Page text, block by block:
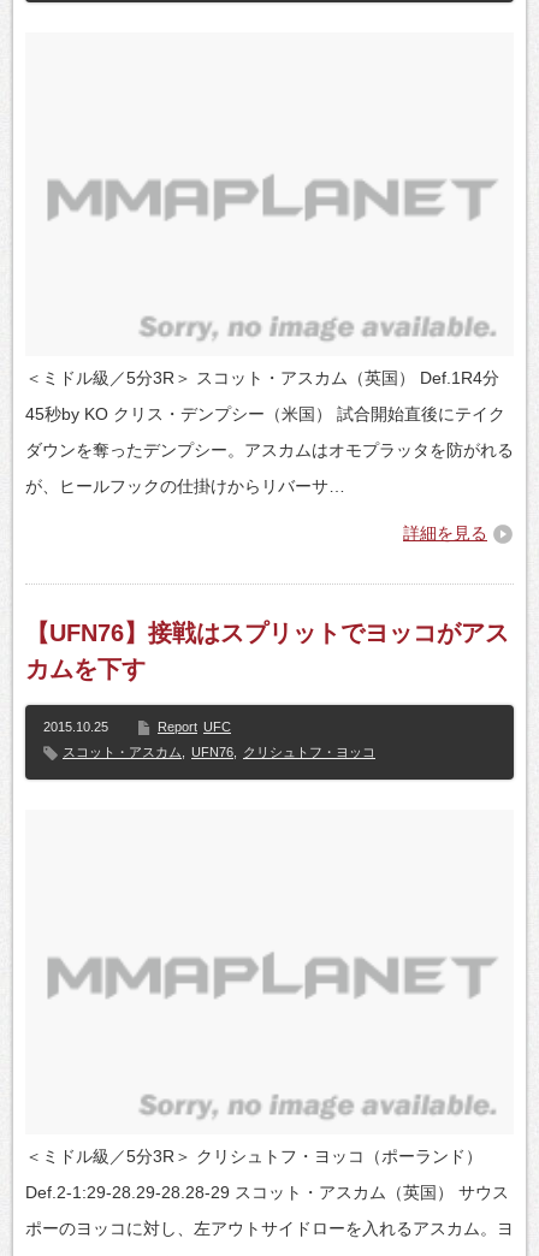
＜ミドル級／5分3R＞ スコット・アスカム（英国） Def.1R4分
45秒by KO クリス・デンプシー（米国） 試合開始直後にテイク
ダウンを奪ったデンプシー。アスカムはオモプラッタを防がれる
が、ヒールフックの仕掛けからリバーサ…
詳細を見る
【UFN76】接戦はスプリットでヨッコがアス
カムを下す
2015.10.25 Report UFC
スコット・アスカム
UFN76 クリシュトフ・ヨッコ
＜ミドル級／5分3R＞ クリシュトフ・ヨッコ（ポーランド）
Def.2-1:29-28.29-28.28-29 スコット・アスカム（英国） サウス
ポーのヨッコに対し、左アウトサイドローを入れるアスカム。ヨ